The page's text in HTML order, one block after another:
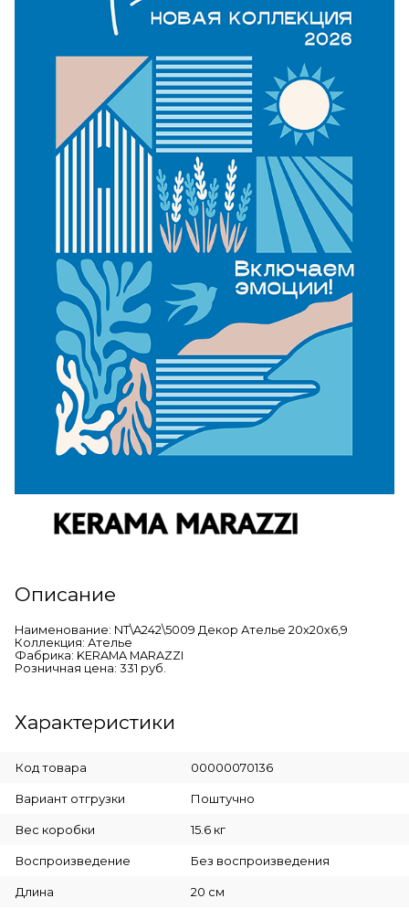
Описание
Наименование: NT\A242\5009 Декор Ателье 20х20х6,9
Коллекция: Ателье
Фабрика: KERAMA MARAZZI
Розничная цена: 331 руб.
Характеристики
Код товара 00000070136
Вариант отгрузки Поштучно
Вес коробки 15.6 кг
Воспроизведение Без воспроизведения
Длина 20 см